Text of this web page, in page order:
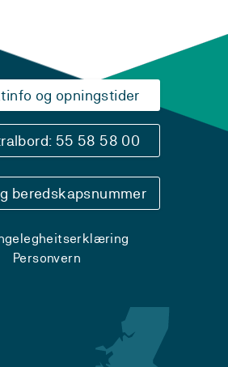
og opningstider
55 58 58 00
beredskapsnummer
Personvern